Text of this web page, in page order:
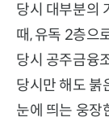
당시 대부분의
때, 유독 2층으
당시 공주금융
당시만 해도 붉
눈에 띄는 웅장